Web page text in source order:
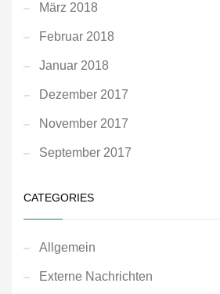
März 2018
Februar 2018
Januar 2018
Dezember 2017
November 2017
September 2017
CATEGORIES
Allgemein
Externe Nachrichten